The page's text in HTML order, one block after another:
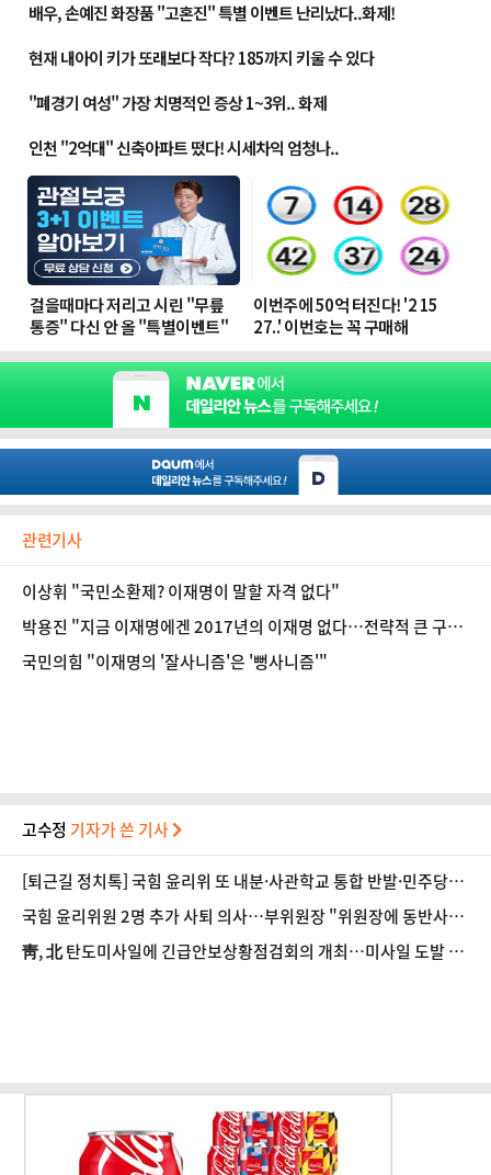
관련기사
이상휘 "국민소환제? 이재명이 말할 자격 없다"
박용진 "지금 이재명에겐 2017년의 이재명 없다…전략적 큰 구
멍"
국민의힘 "이재명의 '잘사니즘'은 '뻥사니즘'"
고수정 기자가 쓴 기사
[퇴근길 정치톡] 국힘 윤리위 또 내분·사관학교 통합 반발·민주당
'주석야청' 설전
국힘 윤리위원 2명 추가 사퇴 의사…부위원장 "위원장에 동반사퇴
요구했으나 거부"
靑, 北 탄도미사일에 긴급안보상황점검회의 개최…미사일 도발 중